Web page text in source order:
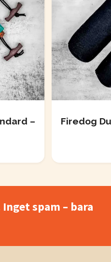
–
Firedog
spam – bara